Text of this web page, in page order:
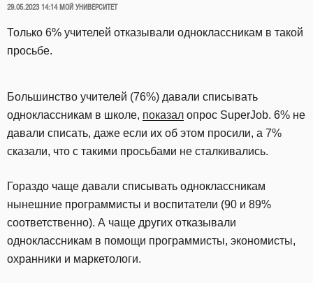
ОПУБЛИКОВАНО
29.05.2023 14:14 МОЙ УНИВЕРСИТЕТ
Только 6% учителей отказывали одноклассникам в такой
просьбе.
Большинство учителей (76%) давали списывать
одноклассникам в школе, показал опрос SuperJob. 6% не
давали списать, даже если их об этом просили, а 7%
сказали, что с такими просьбами не сталкивались.
Гораздо чаще давали списывать одноклассникам
нынешние программисты и воспитатели (90 и 89%
соответственно). А чаще других отказывали
одноклассникам в помощи программисты, экономисты,
охранники и маркетологи.